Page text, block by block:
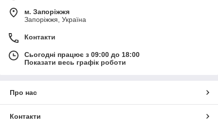
м. Запоріжжя
Запоріжжя, Україна
Контакти
Сьогодні працює з 09:00 до 18:00
Показати весь графік роботи
Про нас
Контакти